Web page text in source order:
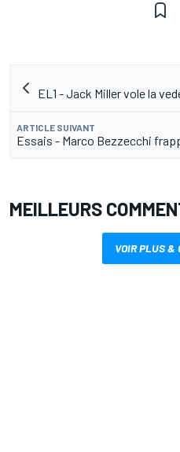
EL1 - Jack Miller vole la
ARTICLE SUIVANT
Essais - Marco Bezzecchi
MEILLEURS
VOIR PLUS &